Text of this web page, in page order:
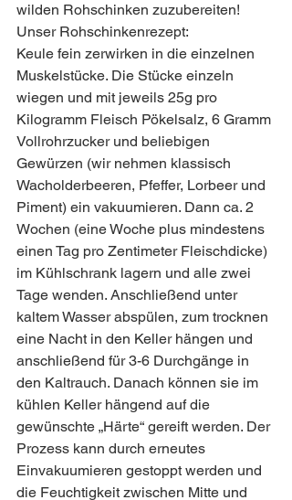
wilden Rohschinken zuzubereiten!
Unser Rohschinkenrezept:
Keule fein zerwirken in die einzelnen
Muskelstücke. Die Stücke einzeln
wiegen und mit jeweils 25g pro
Kilogramm Fleisch Pökelsalz, 6 Gramm
Vollrohrzucker und beliebigen
Gewürzen (wir nehmen klassisch
Wacholderbeeren, Pfeffer, Lorbeer und
Piment) ein vakuumieren. Dann ca. 2
Wochen (eine Woche plus mindestens
einen Tag pro Zentimeter Fleischdicke)
im Kühlschrank lagern und alle zwei
Tage wenden. Anschließend unter
kaltem Wasser abspülen, zum trocknen
eine Nacht in den Keller hängen und
anschließend für 3-6 Durchgänge in
den Kaltrauch. Danach können sie im
kühlen Keller hängend auf die
gewünschte „Härte“ gereift werden. Der
Prozess kann durch erneutes
Einvakuumieren gestoppt werden und
die Feuchtigkeit zwischen Mitte und